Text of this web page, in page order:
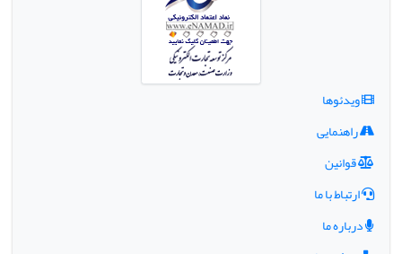
ویدئوها
راهنمایی
قوانین
ارتباط با ما
درباره ما